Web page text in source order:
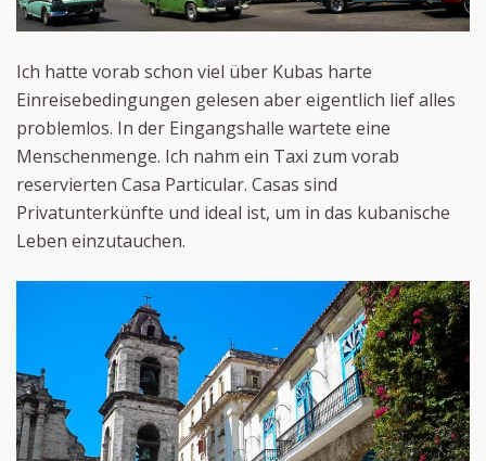
Ich hatte vorab schon viel über Kubas harte
Einreisebedingungen gelesen aber eigentlich lief alles
problemlos. In der Eingangshalle wartete eine
Menschenmenge. Ich nahm ein Taxi zum vorab
reservierten Casa Particular. Casas sind
Privatunterkünfte und ideal ist, um in das kubanische
Leben einzutauchen.